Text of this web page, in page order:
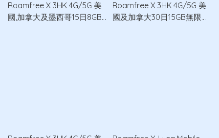
Roamfree X 3HK 4G/5G 美
國,加拿大及墨西哥15日8GB
Roamfree X 3HK 4G/5G 美
國及加拿大30日15GB無限數